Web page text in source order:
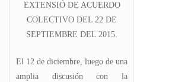
EXTENSIÓ DE ACUERDO
COLECTIVO DEL 22 DE
SEPTIEMBRE DEL 2015.
El 12 de diciembre, luego de una
amplia discusión con la